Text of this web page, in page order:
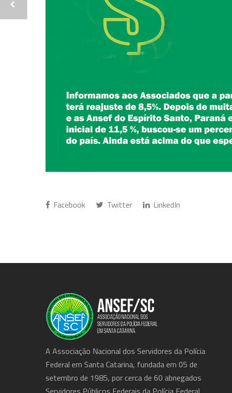
Facebook Twitter LinkedIn
A Associação Nacional dos Servidores da Polícia
Federal em Santa Catarina, fundada em 05 de
setembro de 1985, por cerca de 60 abnegados